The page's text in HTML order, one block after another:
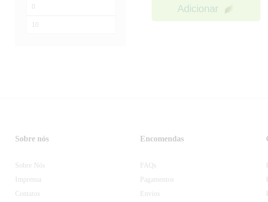
Adicionar
Preço
Preço
Sobre nós
Sobre Nós
Imprensa
Contatos
Encomendas
FAQs
Pagamentos
Envios